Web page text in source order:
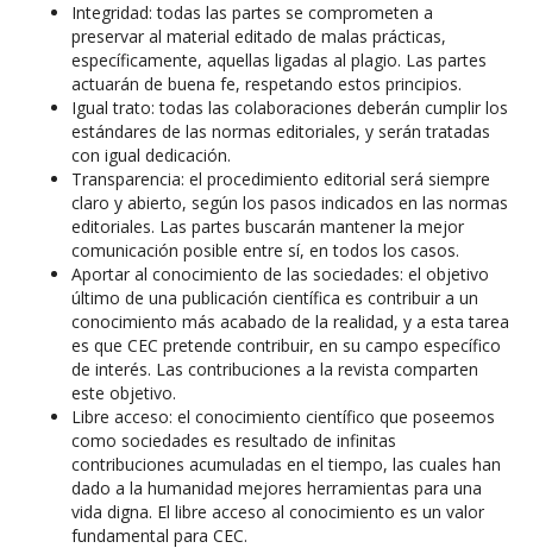
Integridad: todas las partes se comprometen a
preservar al material editado de malas prácticas,
específicamente, aquellas ligadas al plagio. Las partes
actuarán de buena fe, respetando estos principios.
Igual trato: todas las colaboraciones deberán cumplir los
estándares de las normas editoriales, y serán tratadas
con igual dedicación.
Transparencia: el procedimiento editorial será siempre
claro y abierto, según los pasos indicados en las normas
editoriales. Las partes buscarán mantener la mejor
comunicación posible entre sí, en todos los casos.
Aportar al conocimiento de las sociedades: el objetivo
último de una publicación científica es contribuir a un
conocimiento más acabado de la realidad, y a esta tarea
es que CEC pretende contribuir, en su campo específico
de interés. Las contribuciones a la revista comparten
este objetivo.
Libre acceso: el conocimiento científico que poseemos
como sociedades es resultado de infinitas
contribuciones acumuladas en el tiempo, las cuales han
dado a la humanidad mejores herramientas para una
vida digna. El libre acceso al conocimiento es un valor
fundamental para CEC.